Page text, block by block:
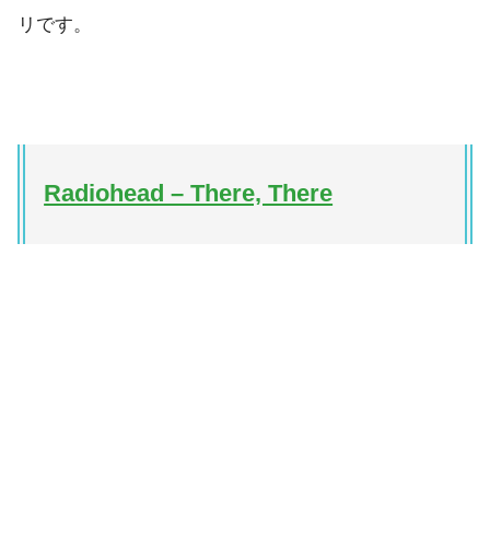
リです。
Radiohead – There, There